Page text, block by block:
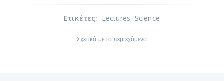
Ετικέτες: Lectures, Science
Σχετικά με το περιεχόμενο